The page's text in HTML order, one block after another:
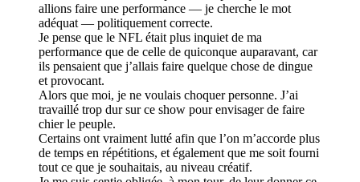
allions faire une performance — je cherche le mot
adéquat — politiquement correcte.
Je pense que le NFL était plus inquiet de ma
performance que de celle de quiconque auparavant, car
ils pensaient que j’allais faire quelque chose de dingue
et provocant.
Alors que moi, je ne voulais choquer personne. J’ai
travaillé trop dur sur ce show pour envisager de faire
chier le peuple.
Certains ont vraiment lutté afin que l’on m’accorde plus
de temps en répétitions, et également que me soit fourni
tout ce que je souhaitais, au niveau créatif.